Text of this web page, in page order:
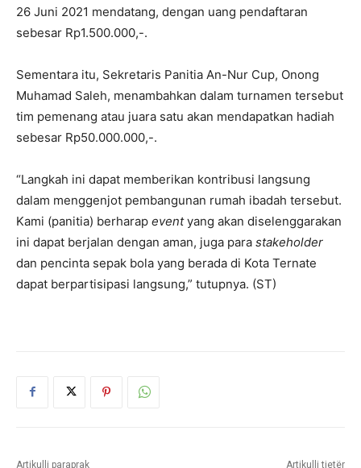
26 Juni 2021 mendatang, dengan uang pendaftaran
sebesar Rp1.500.000,-.
Sementara itu, Sekretaris Panitia An-Nur Cup, Onong
Muhamad Saleh, menambahkan dalam turnamen tersebut
tim pemenang atau juara satu akan mendapatkan hadiah
sebesar Rp50.000.000,-.
“Langkah ini dapat memberikan kontribusi langsung
dalam menggenjot pembangunan rumah ibadah tersebut.
Kami (panitia) berharap eventyang akan diselenggarakan
ini dapat berjalan dengan aman, juga para stakeholder
dan pencinta sepak bola yang berada di Kota Ternate
dapat berpartisipasi langsung,” tutupnya. (ST)
Artikulli paraprak Artikulli tjetër